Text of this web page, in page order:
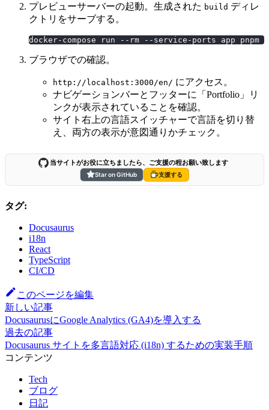
プレビューサーバーの起動。生成された build ディレ
クトリをサーブする。
docker-compose run --rm --service-ports app
ブラウザでの確認。
http://localhost:3000/en/ にアクセス。
ナビゲーションバーとフッターに「Portfolio」リ
ンクが表示されていることを確認。
サイト右上の言語スイッチャーで言語を切り替
え、両方の表示が意図通りかチェック。
当サイトがお役に立ちましたら、ご支援の程お願い致します
Star on GitHub
支援する
タグ:
Docusaurus
i18n
React
TypeScript
CI/CD
このページを編集
新しい記事
DocusaurusにGoogle Analytics (GA4)を導入する
過去の記事
Docusaurus サイトを多言語対応 (i18n) するための実装手順
コンテンツ
Tech
ブログ
日記